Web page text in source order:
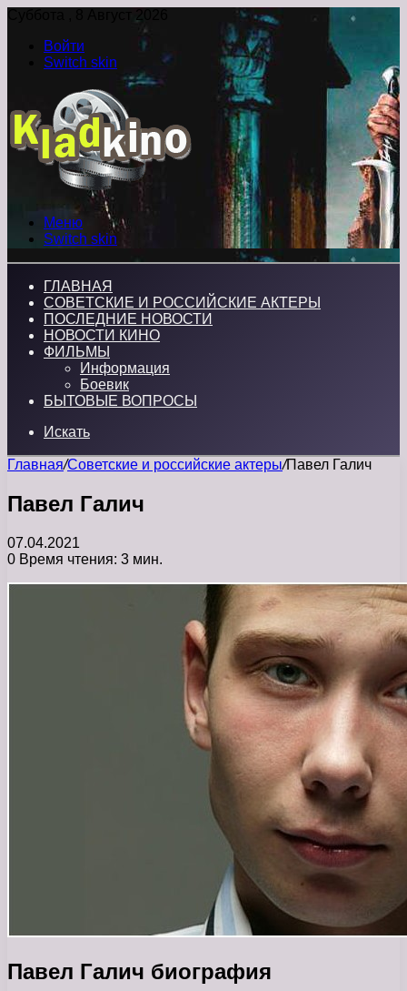
Суббота , 8 Август 2026
Войти
Switch skin
Меню
Switch skin
ГЛАВНАЯ
СОВЕТСКИЕ И РОССИЙСКИЕ АКТЕРЫ
ПОСЛЕДНИЕ НОВОСТИ
НОВОСТИ КИНО
ФИЛЬМЫ
Информация
Боевик
БЫТОВЫЕ ВОПРОСЫ
Искать
Главная/Советские и российские актеры/Павел Галич
Павел Галич
07.04.2021
0 Время чтения: 3 мин.
Павел Галич биография